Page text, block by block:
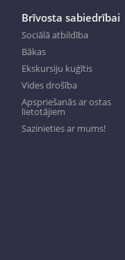
Brīvosta sabiedrībai
Sociālā atbildība
Bākas
Ekskursiju kuģītis
Vides drošība
Apspriešanās ar ostas
lietotājiem
Sazinieties ar mums!